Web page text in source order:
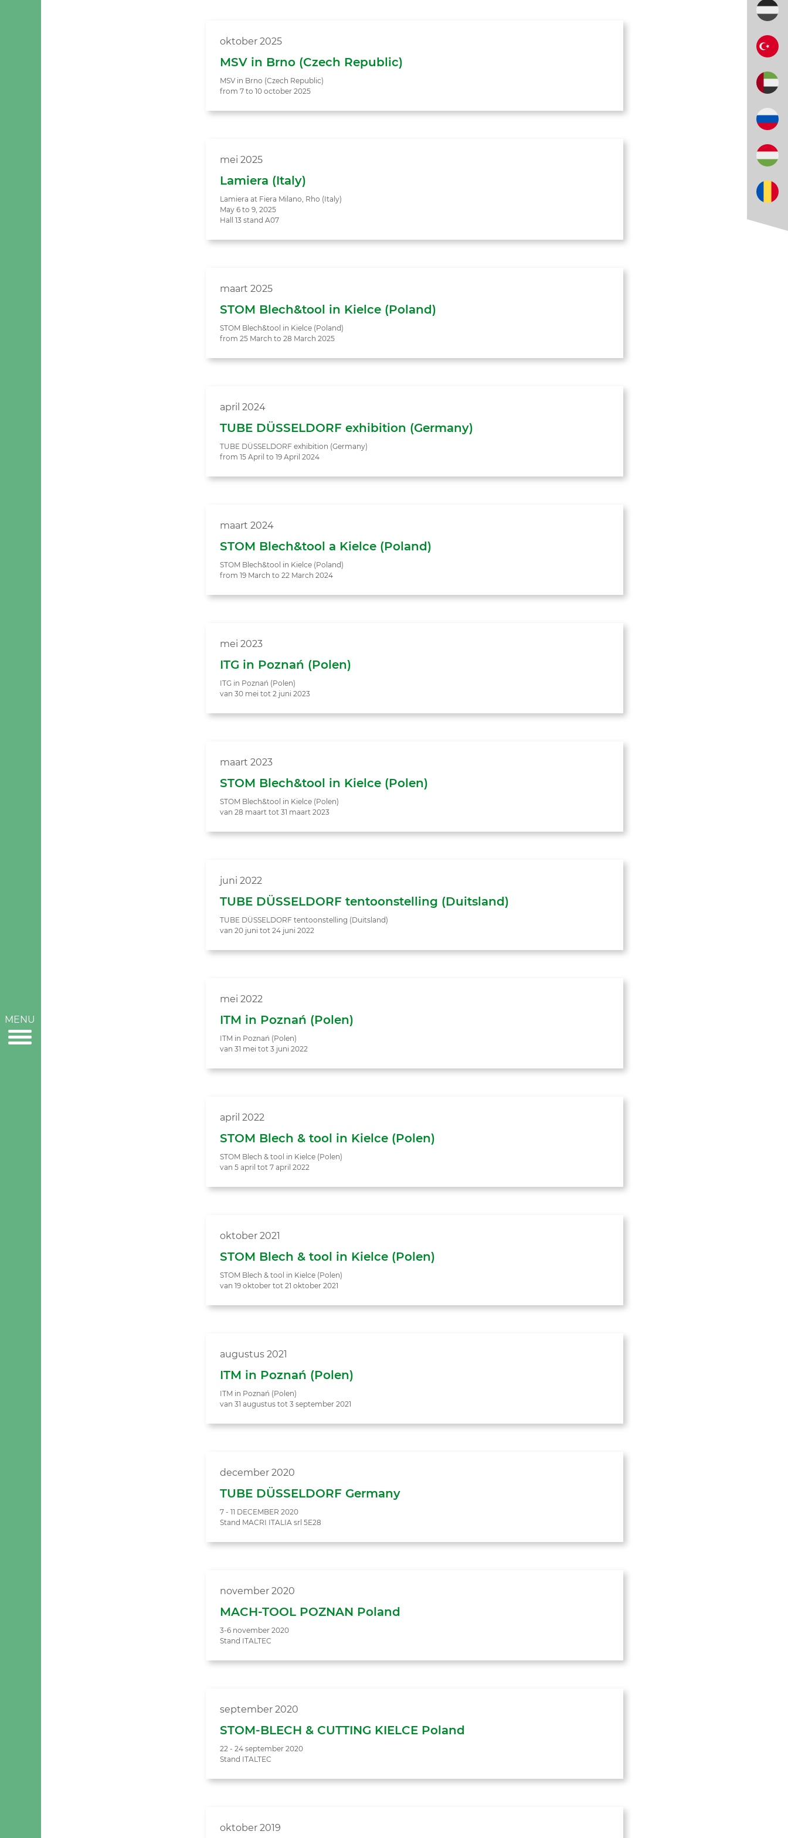
oktober 2025
MSV in Brno (Czech Republic)
MSV in Brno (Czech Republic)
from 7 to 10 october 2025
mei 2025
Lamiera (Italy)
Lamiera at Fiera Milano, Rho (Italy)
May 6 to 9, 2025
Hall 13 stand A07
maart 2025
STOM Blech&tool in Kielce (Poland)
STOM Blech&tool in Kielce (Poland)
from 25 March to 28 March 2025
april 2024
TUBE DÜSSELDORF exhibition (Germany)
TUBE DÜSSELDORF exhibition (Germany)
from 15 April to 19 April 2024
maart 2024
STOM Blech&tool a Kielce (Poland)
STOM Blech&tool in Kielce (Poland)
from 19 March to 22 March 2024
mei 2023
ITG in Poznań (Polen)
ITG in Poznań (Polen)
van 30 mei tot 2 juni 2023
maart 2023
STOM Blech&tool in Kielce (Polen)
STOM Blech&tool in Kielce (Polen)
van 28 maart tot 31 maart 2023
juni 2022
TUBE DÜSSELDORF tentoonstelling (Duitsland)
TUBE DÜSSELDORF tentoonstelling (Duitsland)
van 20 juni tot 24 juni 2022
mei 2022
ITM in Poznań (Polen)
ITM in Poznań (Polen)
van 31 mei tot 3 juni 2022
april 2022
STOM Blech & tool in Kielce (Polen)
STOM Blech & tool in Kielce (Polen)
van 5 april tot 7 april 2022
oktober 2021
STOM Blech & tool in Kielce (Polen)
STOM Blech & tool in Kielce (Polen)
van 19 oktober tot 21 oktober 2021
augustus 2021
ITM in Poznań (Polen)
ITM in Poznań (Polen)
van 31 augustus tot 3 september 2021
december 2020
TUBE DÜSSELDORF Germany
7 - 11 DECEMBER 2020
Stand MACRI ITALIA srl 5E28
november 2020
MACH-TOOL POZNAN Poland
3-6 november 2020
Stand ITALTEC
september 2020
STOM-BLECH & CUTTING KIELCE Poland
22 - 24 september 2020
Stand ITALTEC
oktober 2019
MENU